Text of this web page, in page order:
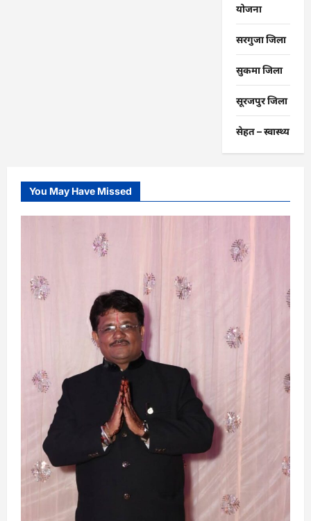
योजना
सरगुजा जिला
सुकमा जिला
सूरजपुर जिला
सेहत – स्‍वास्‍थ्‍य
You May Have Missed